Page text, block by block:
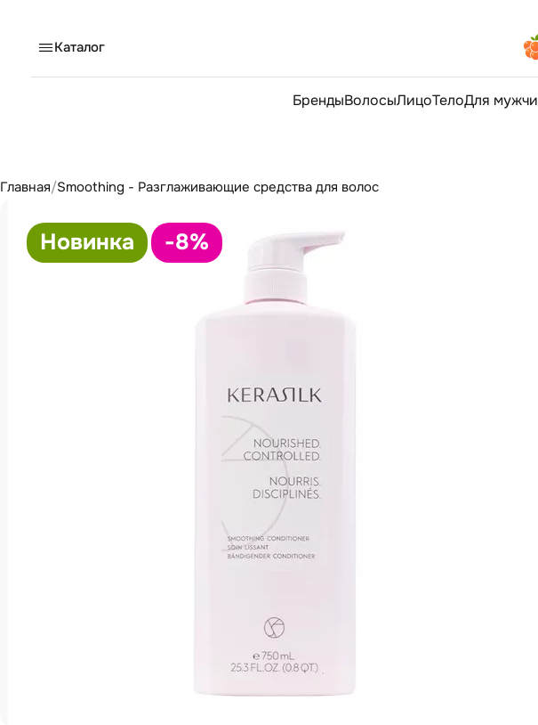
Каталог
БрендыВолосыЛицоТелоДля
Главная/Smoothing - Разглаживающие средства для волос
Новинка -8%